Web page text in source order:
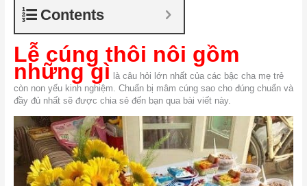
Contents
Lễ cúng thôi nôi gồm
những gì là câu hỏi lớn nhất của các bậc cha mẹ trẻ
còn non yếu kinh nghiệm. Chuẩn bị mâm cúng sao cho đúng chuẩn và
đầy đủ nhất sẽ được chia sẻ đến bạn qua bài viết này.